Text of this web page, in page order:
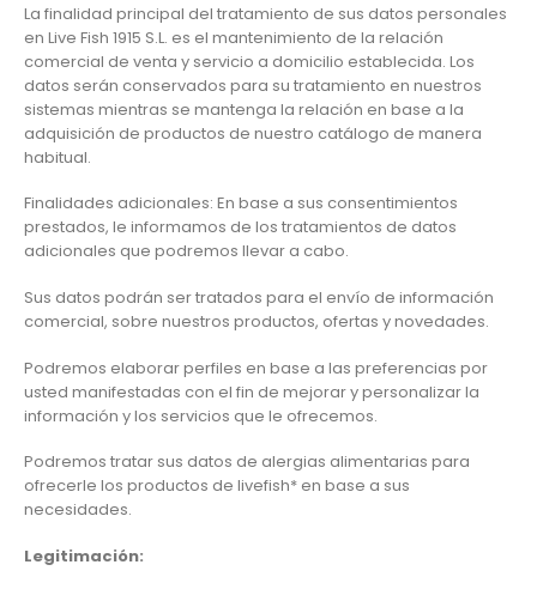
La finalidad principal del tratamiento de sus datos personales
en Live Fish 1915 S.L. es el mantenimiento de la relación
comercial de venta y servicio a domicilio establecida. Los
datos serán conservados para su tratamiento en nuestros
sistemas mientras se mantenga la relación en base a la
adquisición de productos de nuestro catálogo de manera
habitual.
Finalidades adicionales: En base a sus consentimientos
prestados, le informamos de los tratamientos de datos
adicionales que podremos llevar a cabo.
Sus datos podrán ser tratados para el envío de información
comercial, sobre nuestros productos, ofertas y novedades.
Podremos elaborar perfiles en base a las preferencias por
usted manifestadas con el fin de mejorar y personalizar la
información y los servicios que le ofrecemos.
Podremos tratar sus datos de alergias alimentarias para
ofrecerle los productos de livefish* en base a sus
necesidades.
Legitimación: